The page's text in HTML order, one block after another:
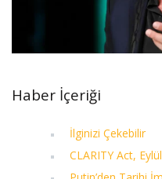
Haber İçeriği
İlginizi Çekebilir
CLARITY Act,